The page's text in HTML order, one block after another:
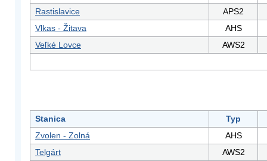
Rastislavice
APS2
Vlkas - Žitava
AHS
Veľké Lovce
AWS2
Stanica
Typ
Zvolen - Zolná
AHS
Telgárt
AWS2